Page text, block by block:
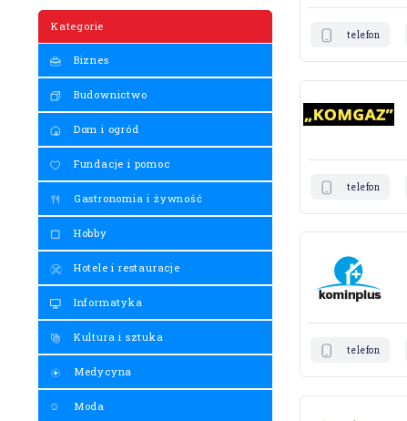
Kategorie
Biznes
Budownictwo
Dom i ogród
Fundacje i pomoc
Gastronomia i żywność
Hobby
Hotele i restauracje
Informatyka
Kultura i sztuka
Medycyna
Moda
telefon
telefon
telefon